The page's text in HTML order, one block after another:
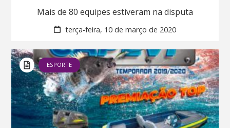
Mais de 80 equipes estiveram na disputa
terça-feira, 10 de março de 2020
ESPORTE